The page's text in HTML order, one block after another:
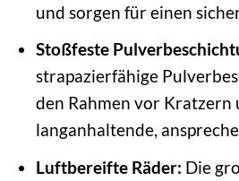
und sorgen für einen
Stoßfeste
strapazierfähige
den Rahmen vor Kratzern
langanhaltende,
Luftbereifte Räder: Die